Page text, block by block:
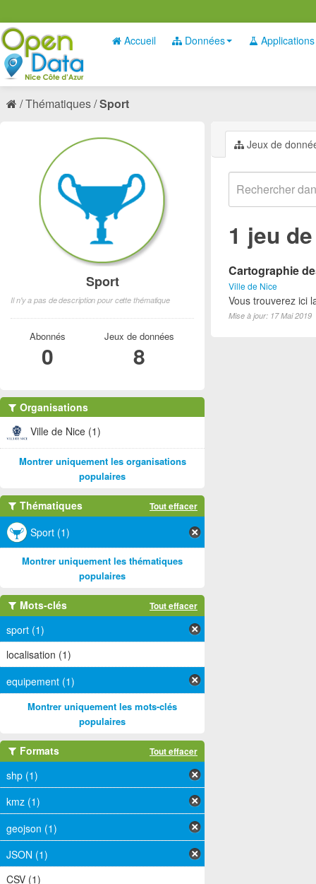
Accueil Données Applications
Thématiques Sport
Jeux de
1 jeu
Cartographie
Ville de Nice
Vous trouverez ici
Mise à jour: 17 Mai 2019
Sport
Il n'y a pas de description pour cette thématique
Abonnés
0
Jeux de données
8
Organisations
Ville de Nice (1)
Montrer uniquement les organisations
populaires
Thématiques Tout effacer
Sport (1)
Montrer uniquement les thématiques
populaires
Mots-clés Tout effacer
sport (1)
localisation (1)
equipement (1)
Montrer uniquement les mots-clés
populaires
Formats Tout effacer
shp (1)
kmz (1)
geojson (1)
JSON (1)
CSV (1)